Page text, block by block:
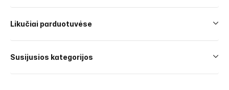
Likučiai parduotuvėse
Susijusios kategorijos